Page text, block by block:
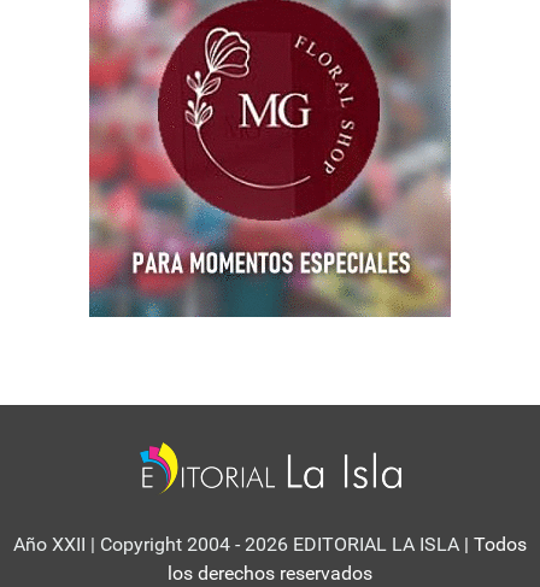
Año XXII | Copyright 2004 - 2026 EDITORIAL LA ISLA | Todos
los derechos reservados